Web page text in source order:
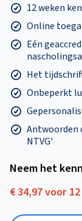
12 weken
Online
Eén
Het
Onbeperkt
Antwoorden
NTVG'
Neem het
€ 34,97 voor